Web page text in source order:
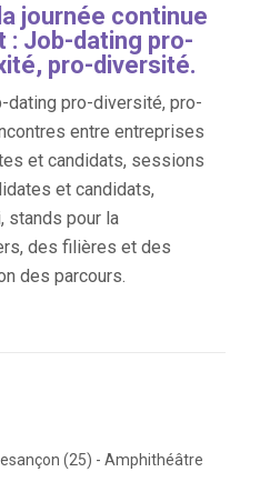
journée continue
: Job-dating pro-
pro-diversité.
dating pro-diversité, pro-
entre entreprises
et candidats, sessions
et candidats,
stands pour la
des filières et des
des parcours.
(25) - Amphithéâtre